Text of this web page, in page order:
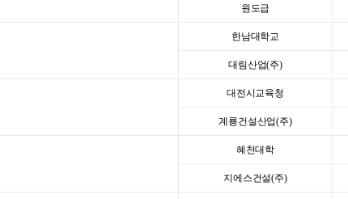
원도급
한남대학교
대림산업(주)
대전시교육청
계룡건설산업(주)
혜천대학
지에스건설(주)